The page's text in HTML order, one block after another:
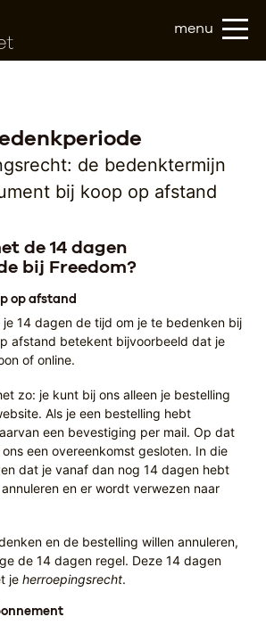
menu
de bedenktermijn
bij koop op afstand
de 14 dagen
bij Freedom?
op afstand
14 dagen de tijd om je te bedenken bij
afstand betekent bijvoorbeeld dat je
of online.
zo: je kunt bij ons alleen je bestelling
Als je een bestelling hebt
een bevestiging per mail. Op dat
een overeenkomst gesloten. In die
dat je vanaf dan nog 14 dagen hebt
en er wordt verwezen naar
en de bestelling willen annuleren,
de 14 dagen regel. Deze 14 dagen
je herroepingsrecht.